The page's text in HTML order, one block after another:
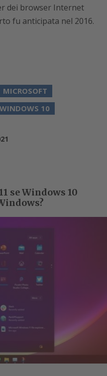
dei browser Internet
fu anticipata nel 2016.
MICROSOFT
WINDOWS 10
se Windows 10